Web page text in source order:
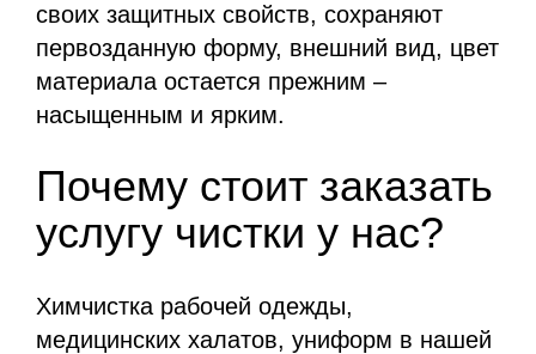
своих защитных свойств, сохраняют
первозданную форму, внешний вид, цвет
материала остается прежним –
насыщенным и ярким.
Почему стоит заказать
услугу чистки у нас?
Химчистка рабочей одежды,
медицинских халатов, униформ в нашей